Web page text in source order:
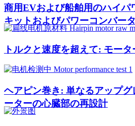
商用EVおよび船舶用のハイパ
キットおよびパワーコンバー
トルクと速度を超えて: モー
ヘアピン巻き: 単なるアップ
ーターの心臓部の再設計